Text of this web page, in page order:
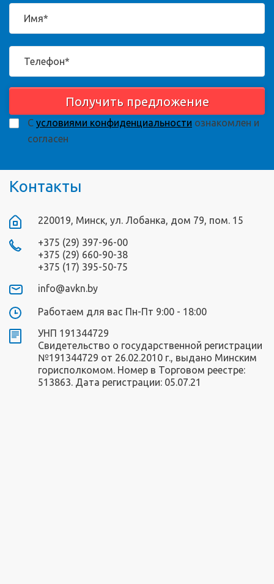
Получить предложение
С условиями конфиденциальности ознакомлен и
согласен
Контакты
220019, Минск, ул. Лобанка, дом 79, пом. 15
+375 (29) 397-96-00
+375 (29) 660-90-38
+375 (17) 395-50-75
info@avkn.by
Работаем для вас Пн-Пт 9:00 - 18:00
УНП 191344729
Свидетельство о государственной регистрации
№191344729 от 26.02.2010 г., выдано Минским
горисполкомом. Номер в Торговом реестре:
513863. Дата регистрации: 05.07.21